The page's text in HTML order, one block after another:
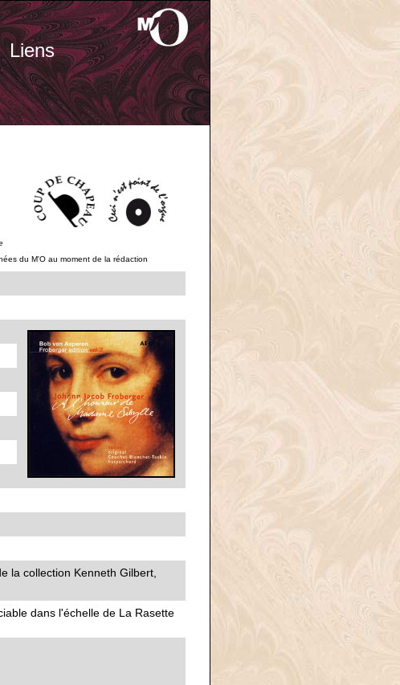
Liens
du M'O au moment de la rédaction
la collection Kenneth Gilbert,
dans l'échelle de La Rasette